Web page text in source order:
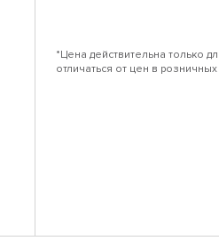
*Цена действительна только
отличаться от цен в